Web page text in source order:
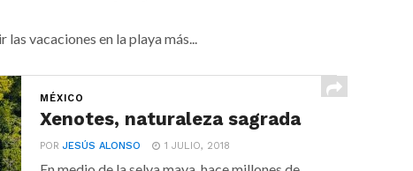
las vacaciones en la playa más...
MÉXICO
Xenotes, naturaleza sagrada
PORJESÚS ALONSO 1 JULIO, 2018